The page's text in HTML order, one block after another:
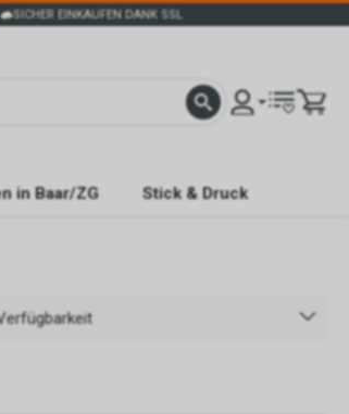
SICHER EINKAUFEN DANK SSL
in Baar/ZG Stick & Druck